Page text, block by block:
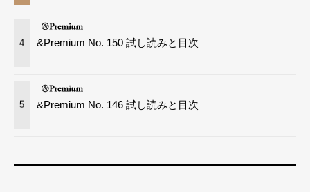
4 &Premium No. 150 試し読みと目次
5 &Premium No. 146 試し読みと目次